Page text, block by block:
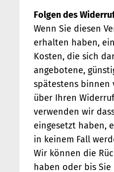
Folgen des
Wenn Sie diesen
erhalten haben,
Kosten, die sich
angebotene,
spätestens binnen
über Ihren
verwenden wir
eingesetzt haben,
in keinem Fall
Wir können die
haben oder bis